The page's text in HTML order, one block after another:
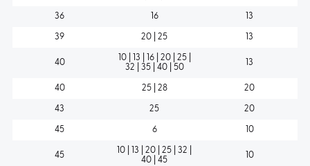
36 16 13
39 20 | 25 13
40
10 | 13 | 16 | 20 | 25 |
32 | 35 | 40 | 50
13
40 25 | 28 20
43 25 20
45 6 10
45
10 | 13 | 20 | 25 | 32 |
40 | 45
10